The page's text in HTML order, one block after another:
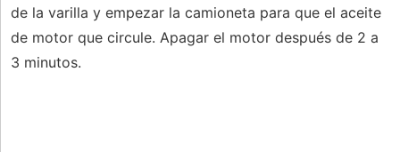
de la varilla y empezar la camioneta para que el aceite
de motor que circule. Apagar el motor después de 2 a
3 minutos.